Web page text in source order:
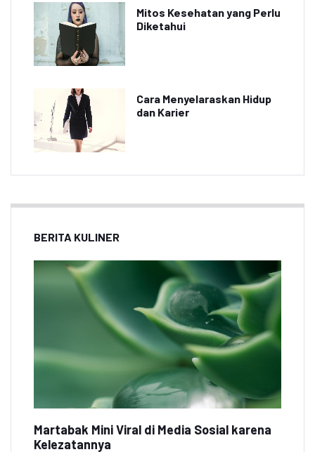
Mitos Kesehatan yang Perlu
Diketahui
Cara Menyelaraskan Hidup
dan Karier
BERITA KULINER
Martabak Mini Viral di Media Sosial karena
Kelezatannya